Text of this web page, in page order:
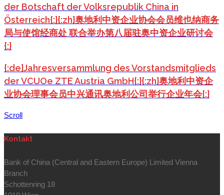
der Botschaft der Volksrepublik China in
Österreich{:}{:zh}奥地利中资企业协会会员维也纳商务
局与使馆经商处 联合举办第八届驻奥中资企业研讨会
{:}
{:de}Jahresversammlung des Vorstandsmitglieds
der VCUOe ZTE Austria GmbH{:}{:zh}奥地利中资企
业协会理事会员中兴通讯奥地利公司举行企业年会{:}
Scroll
Kontakt
Bank of China (Central and Eastern Europe) Limited Vienna
Branch
Schottenring 18